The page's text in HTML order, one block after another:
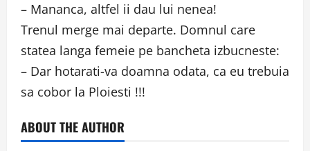
– Mananca, altfel ii dau lui nenea!
Trenul merge mai departe. Domnul care
statea langa femeie pe bancheta izbucneste:
– Dar hotarati-va doamna odata, ca eu trebuia
sa cobor la Ploiesti !!!
ABOUT THE AUTHOR